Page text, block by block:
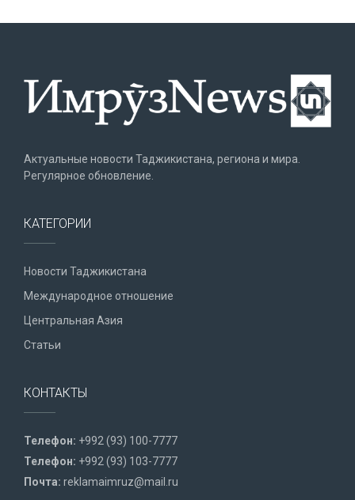
Актуальные новости Таджикистана, региона и мира.
Регулярное обновление.
КАТЕГОРИИ
Новости Таджикистана
Международное отношение
Центральная Азия
Статьи
КОНТАКТЫ
Телефон: +992 (93) 100-7777
Телефон: +992 (93) 103-7777
Почта: reklamaimruz@mail.ru